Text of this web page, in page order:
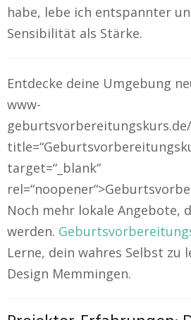
habe, lebe ich entspannter
Sensibilität als Stärke.
Entdecke deine Umgebung
www-
target=“_blank“
Noch mehr lokale Angebote,
werden.
Lerne, dein wahres Selbst zu
Design Memmingen.